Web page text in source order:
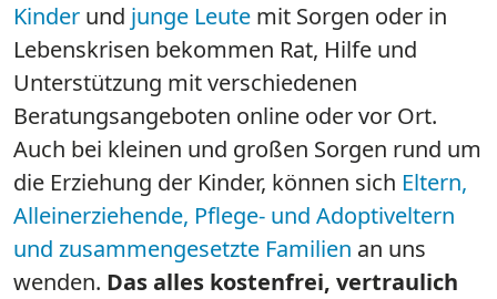
Kinder und junge Leute mit Sorgen oder in
Lebenskrisen bekommen Rat, Hilfe und
Unterstützung mit verschiedenen
Beratungsangeboten online oder vor Ort.
Auch bei kleinen und großen Sorgen rund um
die Erziehung der Kinder, können sich Eltern,
Alleinerziehende, Pflege- und Adoptiveltern
und zusammengesetzte Familien an uns
wenden. Das alles kostenfrei, vertraulich